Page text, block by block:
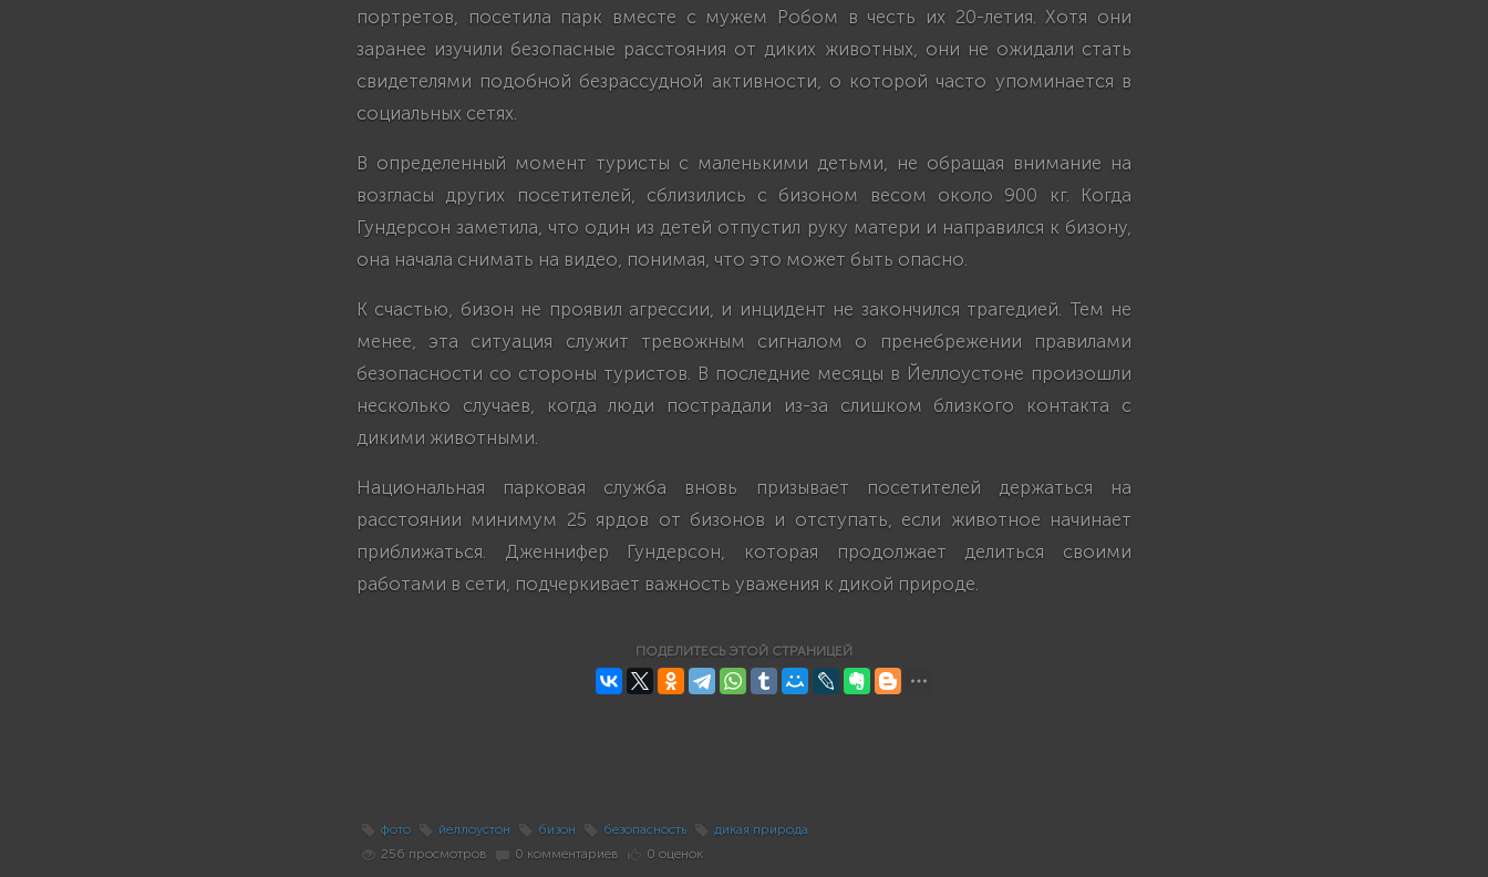
портретов, посетила парк вместе с мужем Робом в честь их 20-летия. Хотя они
заранее изучили безопасные расстояния от диких животных, они не ожидали стать
свидетелями подобной безрассудной активности, о которой часто упоминается в
социальных сетях.
В определенный момент туристы с маленькими детьми, не обращая внимание на
возгласы других посетителей, сблизились с бизоном весом около 900 кг. Когда
Гундерсон заметила, что один из детей отпустил руку матери и направился к бизону,
она начала снимать на видео, понимая, что это может быть опасно.
К счастью, бизон не проявил агрессии, и инцидент не закончился трагедией. Тем не
менее, эта ситуация служит тревожным сигналом о пренебрежении правилами
безопасности со стороны туристов. В последние месяцы в Йеллоустоне произошли
несколько случаев, когда люди пострадали из-за слишком близкого контакта с
дикими животными.
Национальная парковая служба вновь призывает посетителей держаться на
расстоянии минимум 25 ярдов от бизонов и отступать, если животное начинает
приближаться. Дженнифер Гундерсон, которая продолжает делиться своими
работами в сети, подчеркивает важность уважения к дикой природе.
ПОДЕЛИТЕСЬ ЭТОЙ СТРАНИЦЕЙ
фото йеллоустон бизон безопасность
дикая природа
256 просмотров
0 комментариев 0 оценок